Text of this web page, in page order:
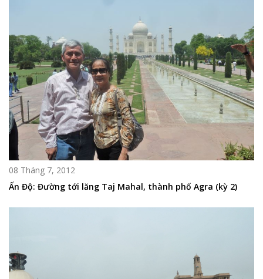
08 Tháng 7, 2012
Ấn Độ: Đường tới lăng Taj Mahal, thành phố Agra (kỳ 2)